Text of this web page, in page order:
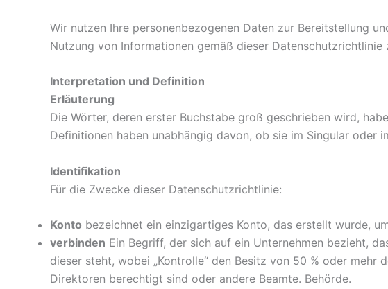
Wir nutzen Ihre personenbezogenen Daten zur Bereitstellung
Nutzung von Informationen gemäß dieser Datenschutzrichtlinie
Interpretation und Definition
Erläuterung
Die Wörter, deren erster Buchstabe groß geschrieben wird,
Definitionen haben unabhängig davon, ob sie im Singular oder
Identifikation
Für die Zwecke dieser Datenschutzrichtlinie:
Konto bezeichnet ein einzigartiges Konto, das erstellt wurde,
verbinden Ein Begriff, der sich auf ein Unternehmen bezieht,
dieser steht, wobei „Kontrolle“ den Besitz von 50 % oder
Direktoren berechtigt sind oder andere Beamte. Behörde.